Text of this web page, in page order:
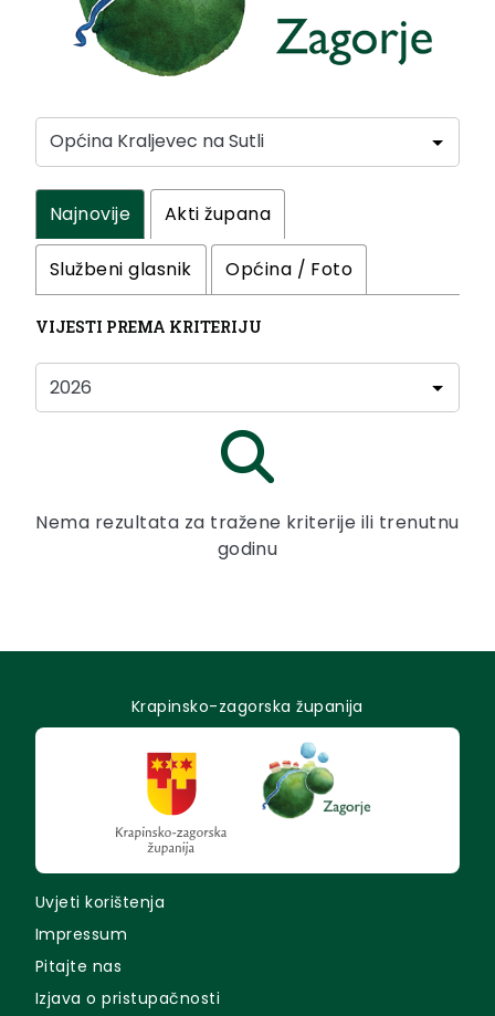
Najnovije Akti župana
Službeni glasnik Općina / Foto
VIJESTI PREMA KRITERIJU
Nema rezultata za tražene kriterije ili trenutnu
godinu
Krapinsko-zagorska županija
Uvjeti korištenja
Impressum
Pitajte nas
Izjava o pristupačnosti